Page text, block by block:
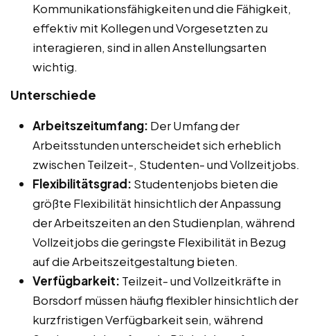
Kommunikationsfähigkeiten und die Fähigkeit,
effektiv mit Kollegen und Vorgesetzten zu
interagieren, sind in allen Anstellungsarten
wichtig.
Unterschiede
Arbeitszeitumfang: Der Umfang der
Arbeitsstunden unterscheidet sich erheblich
zwischen Teilzeit-, Studenten- und Vollzeitjobs.
Flexibilitätsgrad: Studentenjobs bieten die
größte Flexibilität hinsichtlich der Anpassung
der Arbeitszeiten an den Studienplan, während
Vollzeitjobs die geringste Flexibilität in Bezug
auf die Arbeitszeitgestaltung bieten.
Verfügbarkeit: Teilzeit- und Vollzeitkräfte in
Borsdorf müssen häufig flexibler hinsichtlich der
kurzfristigen Verfügbarkeit sein, während